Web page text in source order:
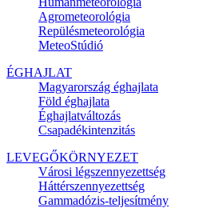
Agrometeorológia
Repülésmeteorológia
MeteoStúdió
ÉGHAJLAT
Magyarország éghajlata
Föld éghajlata
Éghajlatváltozás
Csapadékintenzitás
LEVEGŐKÖRNYEZET
Városi légszennyezettség
Háttérszennyezettség
Gammadózis-teljesítmény